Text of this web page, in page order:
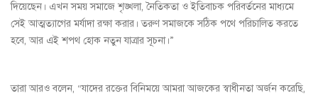
দিয়েছেন। এখন সময় সমাজে শৃঙ্খলা, নৈতিকতা ও ইতিবাচক পরিবর্তনের মাধ্যমে
সেই আত্মত্যাগের মর্যাদা রক্ষা করার। তরুণ সমাজকে সঠিক পথে পরিচালিত করতে
হবে, আর এই শপথ হোক নতুন যাত্রার সূচনা।”
তারা আরও বলেন, “যাদের রক্তের বিনিময়ে আমরা আজকের স্বাধীনতা অর্জন করেছি,